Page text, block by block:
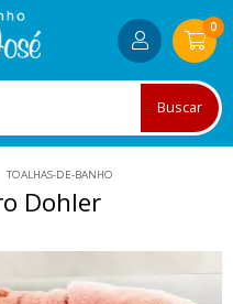
Buscar
0
TOALHAS-DE-BANHO
Dohler